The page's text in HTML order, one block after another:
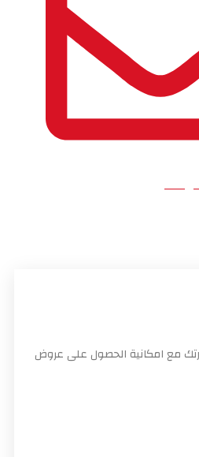
مع امكانية الحصول على عروض